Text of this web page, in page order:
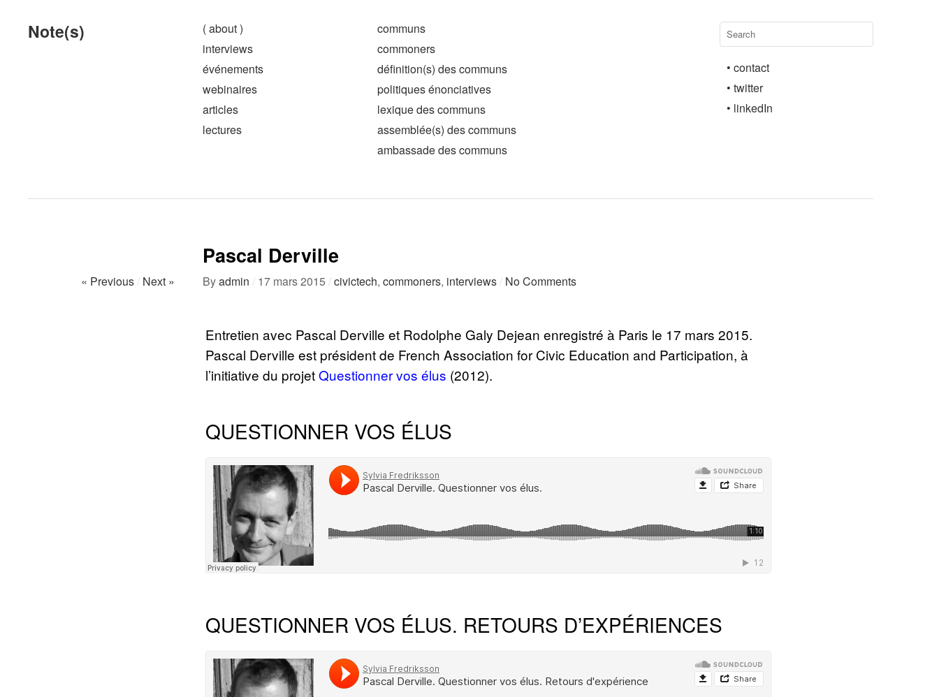
Note(s)
( about )
interviews
événements
webinaires
articles
lectures
communs
commoners
définition(s) des communs
politiques énonciatives
lexique des communs
assemblée(s) des communs
ambassade des communs
• contact
• twitter
• linkedIn
Pascal Derville
« Previous/ Next » Byadmin / 17 mars 2015 /civictech, commoners, interviews/ No Comments
Entretien avec Pascal Derville et Rodolphe Galy Dejean enregistré à Paris le 17 mars 2015.
Pascal Derville est président de French Association for Civic Education and Participation, à
l’initiative du projetQuestionner vos élus (2012).
QUESTIONNER VOS ÉLUS
QUESTIONNER VOS ÉLUS. RETOURS D’EXPÉRIENCES